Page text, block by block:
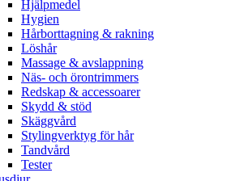
Hjälpmedel
Hygien
Hårborttagning & rakning
Löshår
Massage & avslappning
Näs- och örontrimmers
Redskap & accessoarer
Skydd & stöd
Skäggvård
Stylingverktyg för hår
Tandvård
Tester